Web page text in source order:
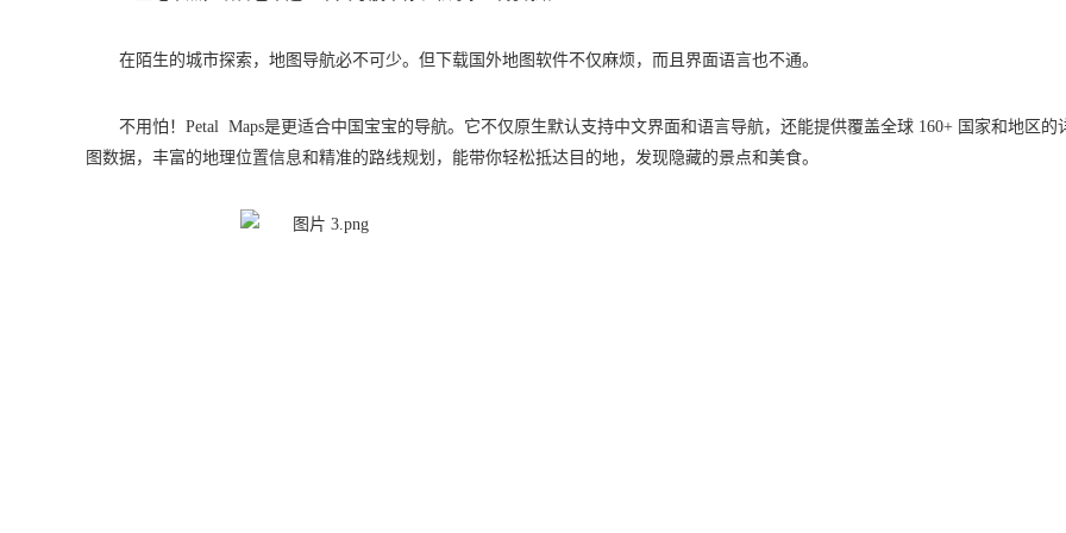
在陌生的城市探索，地图导航必不可少。但下载国外地图软件不仅麻烦，而且界面语言也不通。
不用怕！Petal Maps是更适合中国宝宝的导航。它不仅原生默认支持中文界面和语言导航，还能提供覆盖全球 160+ 国家和地区的
图数据，丰富的地理位置信息和精准的路线规划，能带你轻松抵达目的地，发现隐藏的景点和美食。